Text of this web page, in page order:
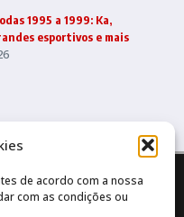
de acordo com a nossa
com as condições ou
1995 a 1999: Ka,
esportivos e mais